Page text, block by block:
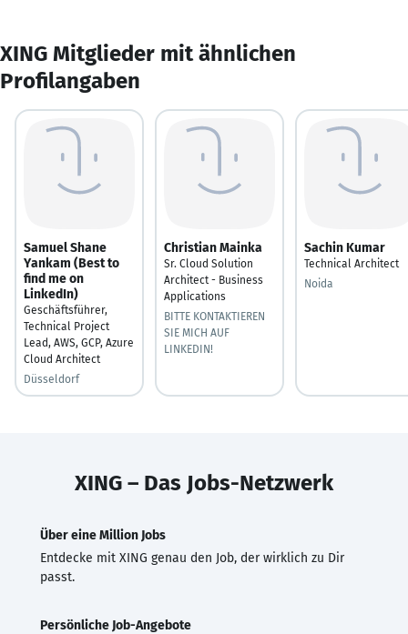
XING Mitglieder mit ähnlichen
Profilangaben
Samuel Shane
Yankam (Best to
find me on
LinkedIn)
Geschäftsführer,
Technical Project
Lead, AWS, GCP, Azure
Cloud Architect
Düsseldorf
Christian Mainka
Sr. Cloud Solution
Architect - Business
Applications
BITTE KONTAKTIEREN
SIE MICH AUF
LINKEDIN!
Sachin Kumar
Technical Architect
Noida
XING – Das Jobs-Netzwerk
Über eine Million Jobs
Entdecke mit XING genau den Job, der wirklich zu Dir
passt.
Persönliche Job-Angebote